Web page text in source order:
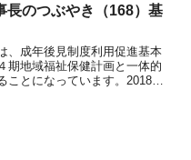
長のつぶやき（168）基
、成年後見制度利用促進基本
期地域福祉保健計画と一体的
ことになっています。2018年3